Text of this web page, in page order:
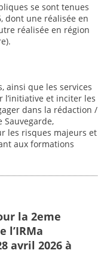
se sont tenues
dont une réalisée en
réalisée en région
ainsi que les services
l’initiative et inciter les
dans la rédaction /
Sauvegarde,
les risques majeurs et
aux formations
la 2eme
l’IRMa
avril 2026 à